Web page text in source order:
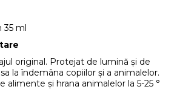
35 ml
original. Protejat de lumină și de
la îndemâna copiilor și a animalelor.
alimente și hrana animalelor la 5-25 °